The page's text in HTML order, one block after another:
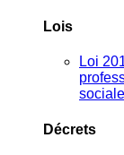
Lois
Loi
Décrets